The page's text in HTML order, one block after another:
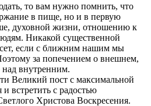
то вам нужно помнить, что
в пище, но и в первую
духовной жизни, отношению к
Никакой существенной
если с ближним нашим мы
за попечением о внешнем,
над внутренним.
Великий пост с максимальной
и встретить с радостью
Христова Воскресения.